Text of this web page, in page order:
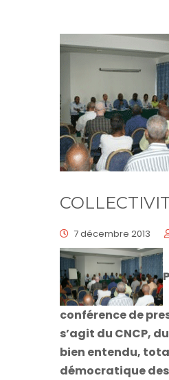
7 décembre 2013
conférence de
s’agit du CNCP,
bien entendu,
démocratique